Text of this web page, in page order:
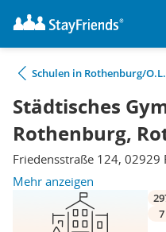
Schulen in Rothenburg/O.L.
Städtisches
Rothenburg,
Friedensstraße 124, 02929
Mehr anzeigen
7